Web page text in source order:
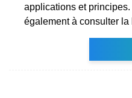
applications et
également à consulter la